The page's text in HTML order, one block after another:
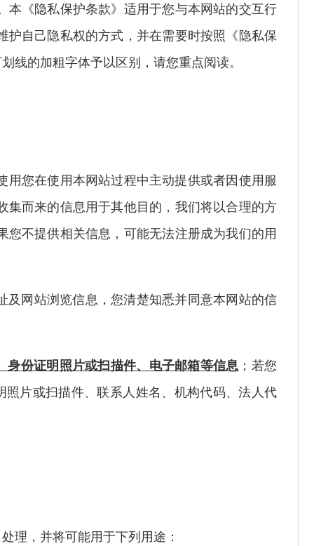
本《隐私保护条款》适用于您与本网站的交互行
自己隐私权的方式，并在需要时按照《隐私保
线的加粗字体予以区别，请您重点阅读。
您在使用本网站过程中主动提供或者因使用服
集而来的信息用于其他目的，我们将以合理的方
不提供相关信息，可能无法注册成为我们的用
网站浏览信息，您清楚知悉并同意本网站的信
身份证明照片或扫描件、电子邮箱等信息 ；若您
片或扫描件、联系人姓名、机构代码、法人代
理，并将可能用于下列用途：